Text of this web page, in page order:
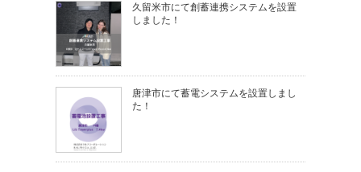
久留米市にて創蓄連携システムを設置
しました！
唐津市にて蓄電システムを設置しまし
た！